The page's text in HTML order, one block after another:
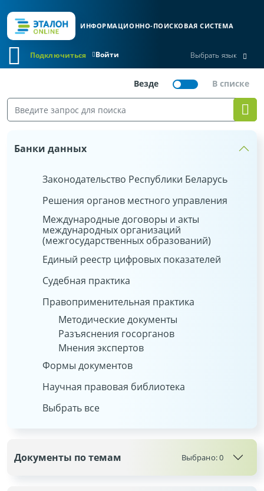
ИНФОРМАЦИОННО-ПОИСКОВАЯ СИСТЕМА
Войти
Подключиться Выбрать язык
Банки данных
Законодательство Республики Беларусь
Решения органов местного управления
Международные договоры и акты
международных организаций
(межгосударственных образований)
Единый реестр цифровых показателей
Судебная практика
Правоприменительная практика
Методические документы
Разъяснения госорганов
Мнения экспертов
Формы документов
Научная правовая библиотека
Выбрать все
Документы по темам Выбрано:0